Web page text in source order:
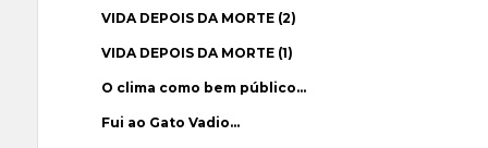
VIDA DEPOIS DA MORTE (2)
VIDA DEPOIS DA MORTE (1)
O clima como bem público…
Fui ao Gato Vadio…